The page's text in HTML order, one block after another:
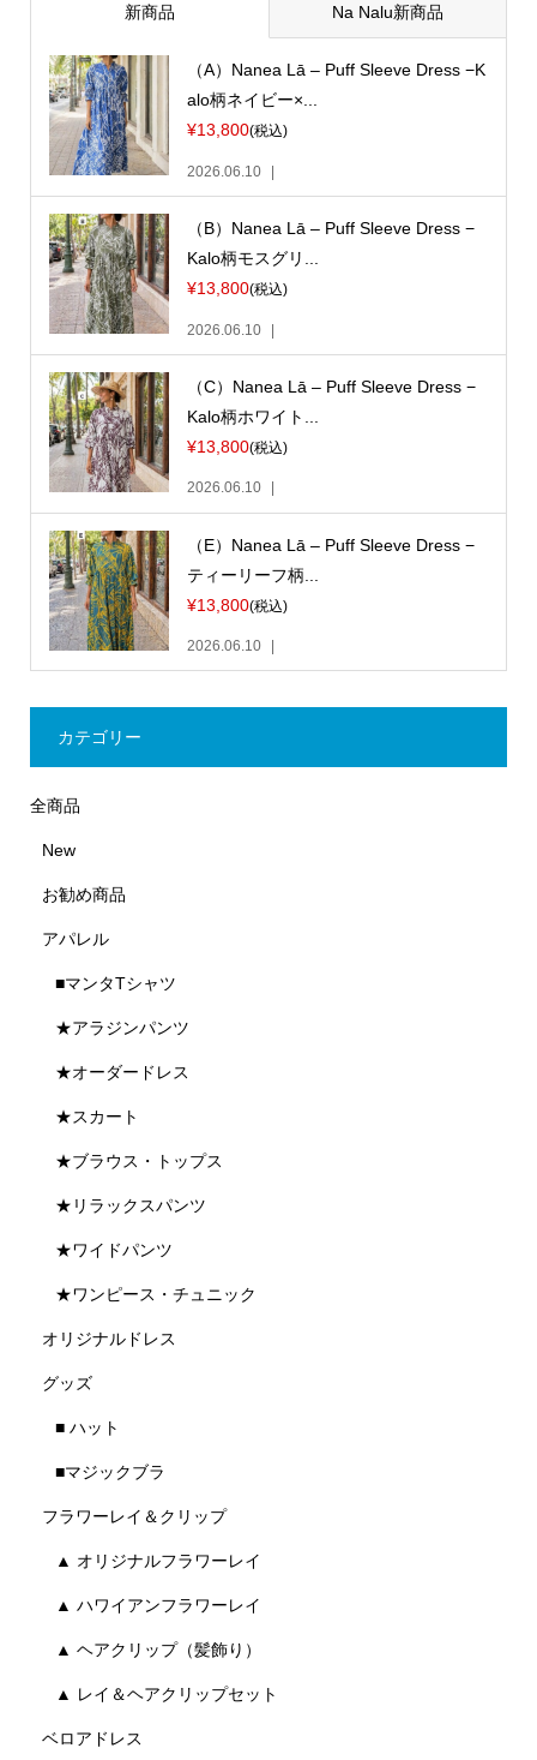
新商品 Na Nalu新商品
（A）Nanea Lā – Puff Sleeve Dress −K
alo柄ネイビー×...
¥13,800(税込)
2026.06.10
（B）Nanea Lā – Puff Sleeve Dress −
Kalo柄モスグリ...
¥13,800(税込)
2026.06.10
（C）Nanea Lā – Puff Sleeve Dress −
Kalo柄ホワイト...
¥13,800(税込)
2026.06.10
（E）Nanea Lā – Puff Sleeve Dress −
ティーリーフ柄...
¥13,800(税込)
2026.06.10
カテゴリー
全商品
New
お勧め商品
アパレル
■マンタTシャツ
★アラジンパンツ
★オーダードレス
★スカート
★ブラウス・トップス
★リラックスパンツ
★ワイドパンツ
★ワンピース・チュニック
オリジナルドレス
グッズ
■ ハット
■マジックブラ
フラワーレイ＆クリップ
▲ オリジナルフラワーレイ
▲ ハワイアンフラワーレイ
▲ ヘアクリップ（髪飾り）
▲ レイ＆ヘアクリップセット
ベロアドレス